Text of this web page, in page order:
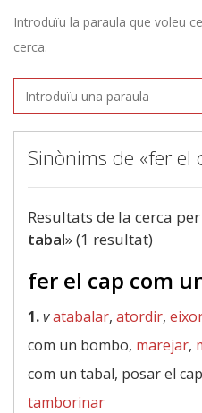
Introduïu la paraula que voleu
cerca.
Sinònims de «fer el
Resultats de la cerca per
tabal» (1 resultat)
fer el cap com
1.vatabalar, atordir,
com un bombo, marejar,
com un tabal, posar el
tamborinar